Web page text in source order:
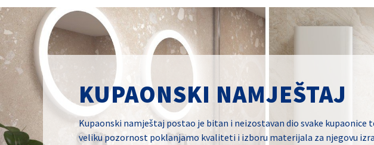
KUPAONSKI NAMJEŠTAJ
Kupaonski namještaj postao je bitan i neizostavan dio svake kupaonice
veliku pozornost poklanjamo kvaliteti i izboru materijala za njegovu